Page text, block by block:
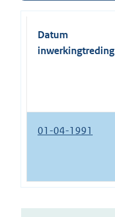
Datum
inwerkingtreding
01-04-1991